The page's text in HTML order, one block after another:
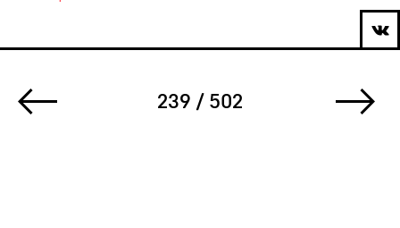
239 / 502